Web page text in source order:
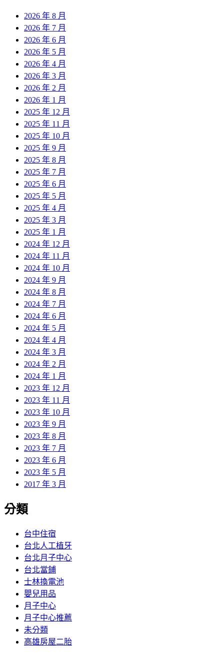
2026 年 8 月
2026 年 7 月
2026 年 6 月
2026 年 5 月
2026 年 4 月
2026 年 3 月
2026 年 2 月
2026 年 1 月
2025 年 12 月
2025 年 11 月
2025 年 10 月
2025 年 9 月
2025 年 8 月
2025 年 7 月
2025 年 6 月
2025 年 5 月
2025 年 4 月
2025 年 3 月
2025 年 1 月
2024 年 12 月
2024 年 11 月
2024 年 10 月
2024 年 9 月
2024 年 8 月
2024 年 7 月
2024 年 6 月
2024 年 5 月
2024 年 4 月
2024 年 3 月
2024 年 2 月
2024 年 1 月
2023 年 12 月
2023 年 11 月
2023 年 10 月
2023 年 9 月
2023 年 8 月
2023 年 7 月
2023 年 6 月
2023 年 5 月
2017 年 3 月
分類
台中住宿
台北人工植牙
台北月子中心
台北當鋪
士林換電池
嬰兒用品
月子中心
月子中心推薦
未分類
高雄房屋二胎